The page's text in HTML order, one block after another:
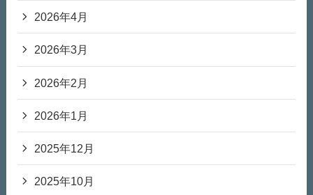
2026年4月
2026年3月
2026年2月
2026年1月
2025年12月
2025年10月